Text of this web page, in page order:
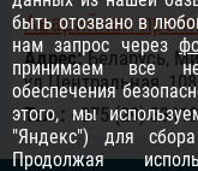
Аварийная
Адрес:Беларусь,
ул.Центральная,
Тел.: +375 (29)
быть отозвано в
нам запрос через
принимаем все
обеспечения
этого, мы
"Яндекс") для
Продолжая